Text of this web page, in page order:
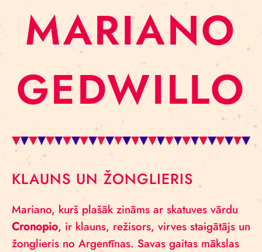
MARIANO
GEDWILLO
KLAUNS UN ŽONGLIERIS
Mariano, kurš plašāk zināms ar skatuves vārdu
Cronopio, ir klauns, režisors, virves staigātājs un
žonglieris no Argentīnas. Savas gaitas mākslas